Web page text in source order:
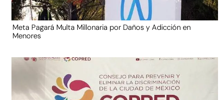
Meta Pagará Multa Millonaria por Daños y Adicción en
Menores